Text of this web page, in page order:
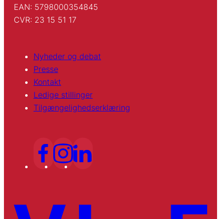
EAN: 5798000354845
CVR: 23 15 51 17
Nyheder og debat
Presse
Kontakt
Ledige stillinger
Tilgængelighedserklæring